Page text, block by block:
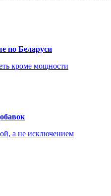
по Беларуси
кроме мощности
а не исключением